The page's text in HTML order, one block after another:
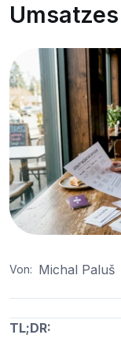
Umsatzes
Von: Michal Paluš
TL;DR: